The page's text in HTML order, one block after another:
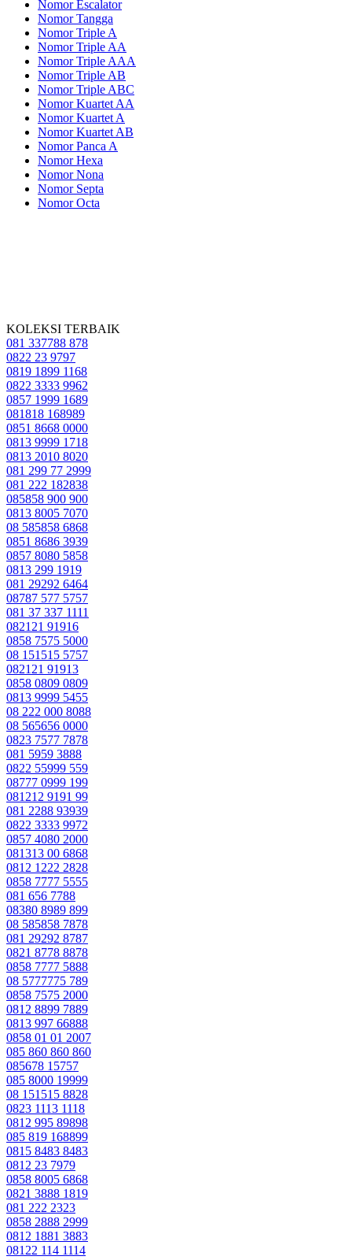
Nomor Escalator
Nomor Tangga
Nomor Triple A
Nomor Triple AA
Nomor Triple AAA
Nomor Triple AB
Nomor Triple ABC
Nomor Kuartet AA
Nomor Kuartet A
Nomor Kuartet AB
Nomor Panca A
Nomor Hexa
Nomor Nona
Nomor Septa
Nomor Octa
KOLEKSI TERBAIK
081 337788 878
0822 23 9797
0819 1899 1168
0822 3333 9962
0857 1999 1689
081818 168989
0851 8668 0000
0813 9999 1718
0813 2010 8020
081 299 77 2999
081 222 182838
085858 900 900
0813 8005 7070
08 585858 6868
0851 8686 3939
0857 8080 5858
0813 299 1919
081 29292 6464
08787 577 5757
081 37 337 1111
082121 91916
0858 7575 5000
08 151515 5757
082121 91913
0858 0809 0809
0813 9999 5455
08 222 000 8088
08 565656 0000
0823 7577 7878
081 5959 3888
0822 55999 559
08777 0999 199
081212 9191 99
081 2288 93939
0822 3333 9972
0857 4080 2000
081313 00 6868
0812 1222 2828
0858 7777 5555
081 656 7788
08380 8989 899
08 585858 7878
081 29292 8787
0821 8778 8878
0858 7777 5888
08 5777775 789
0858 7575 2000
0812 8899 7889
0813 997 66888
0858 01 01 2007
085 860 860 860
085678 15757
085 8000 19999
08 151515 8828
0823 1113 1118
0812 995 89898
085 819 168899
0815 8483 8483
0812 23 7979
0858 8005 6868
0821 3888 1819
081 222 2323
0858 2888 2999
0812 1881 3883
08122 114 1114